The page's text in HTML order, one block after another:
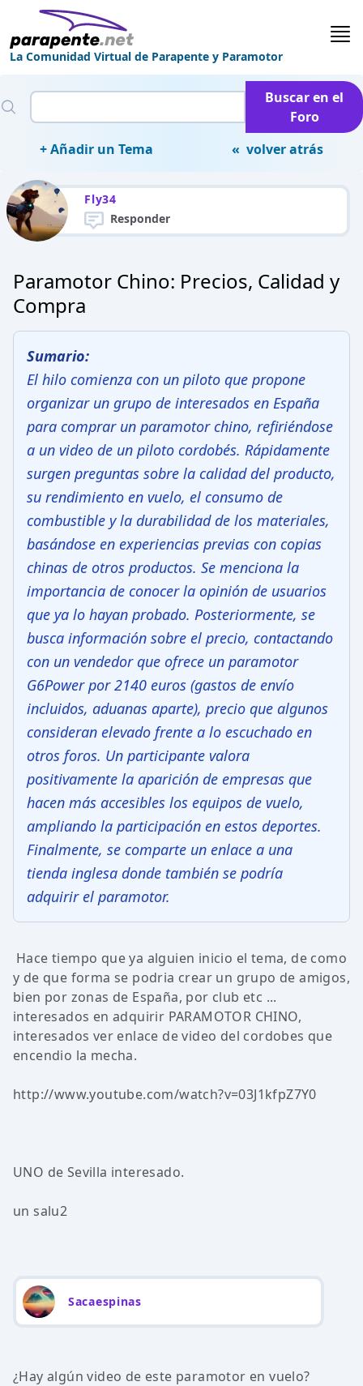
La Comunidad Virtual de Parapente y Paramotor
Buscar en el
Foro
+ Añadir un Tema
« volver atrás
Fly34
Responder
Paramotor Chino: Precios, Calidad y
Compra
Sumario:
El hilo comienza con un piloto que propone
organizar un grupo de interesados en España
para comprar un paramotor chino, refiriéndose
a un video de un piloto cordobés. Rápidamente
surgen preguntas sobre la calidad del producto,
su rendimiento en vuelo, el consumo de
combustible y la durabilidad de los materiales,
basándose en experiencias previas con copias
chinas de otros productos. Se menciona la
importancia de conocer la opinión de usuarios
que ya lo hayan probado. Posteriormente, se
busca información sobre el precio, contactando
con un vendedor que ofrece un paramotor
G6Power por 2140 euros (gastos de envío
incluidos, aduanas aparte), precio que algunos
consideran elevado frente a lo escuchado en
otros foros. Un participante valora
positivamente la aparición de empresas que
hacen más accesibles los equipos de vuelo,
ampliando la participación en estos deportes.
Finalmente, se comparte un enlace a una
tienda inglesa donde también se podría
adquirir el paramotor.
Hace tiempo que ya alguien inicio el tema, de como
y de que forma se podria crear un grupo de amigos,
bien por zonas de España, por club etc ...
interesados en adquirir PARAMOTOR CHINO,
interesados ver enlace de video del cordobes que
encendio la mecha.
http://www.youtube.com/watch?v=03J1kfpZ7Y0
UNO de Sevilla interesado.
un salu2
Sacaespinas
¿Hay algún video de este paramotor en vuelo?